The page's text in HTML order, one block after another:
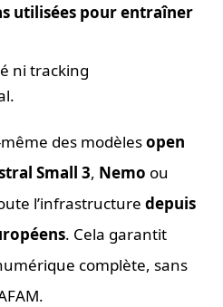
utilisées pour entraîner
ni tracking
des modèlesopen
Small 3, Nemo ou
l’infrastructuredepuis
. Cela garantit
complète, sans